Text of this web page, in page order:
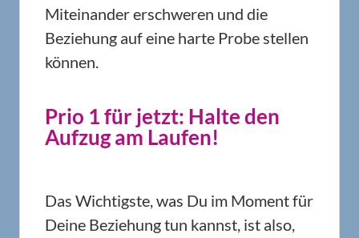
Miteinander erschweren und die
Beziehung auf eine harte Probe stellen
können.
Prio 1 für jetzt: Halte den
Aufzug am Laufen!
Das Wichtigste, was Du im Moment für
Deine Beziehung tun kannst, ist also,